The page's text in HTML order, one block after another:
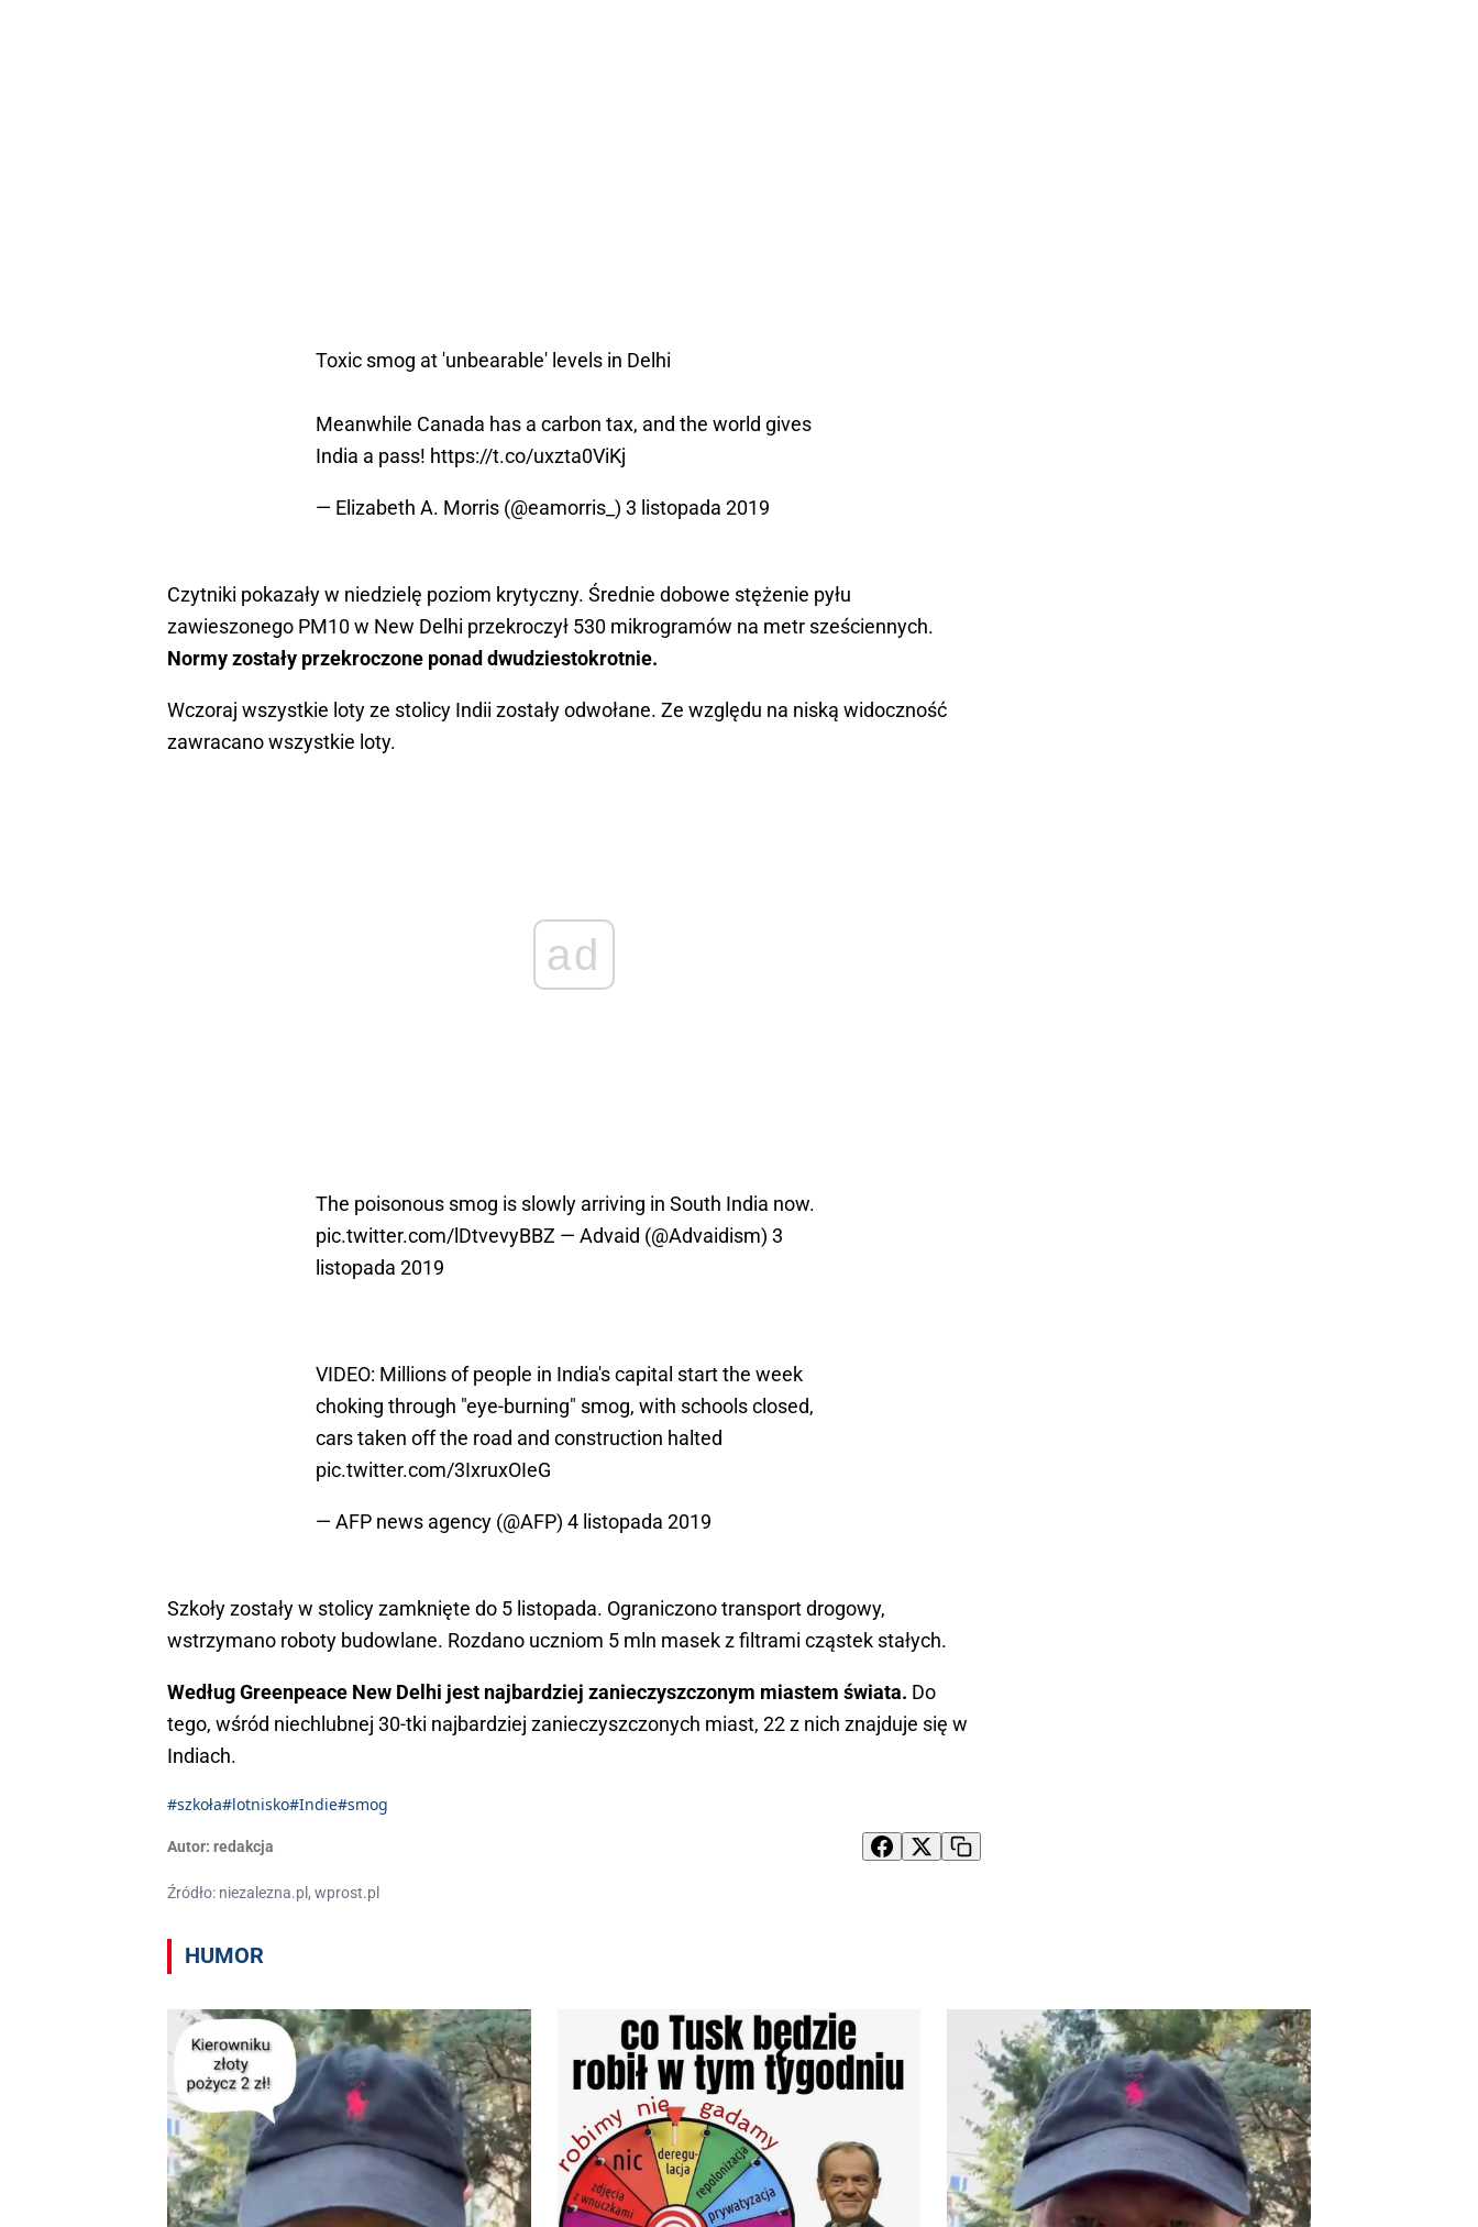
Toxic smog at 'unbearable' levels in Delhi
Meanwhile Canada has a carbon tax, and the world gives
India a pass! https://t.co/uxzta0ViKj
— Elizabeth A. Morris (@eamorris_) 3 listopada 2019
Czytniki pokazały w niedzielę poziom krytyczny. Średnie dobowe stężenie pyłu
zawieszonego PM10 w New Delhi przekroczył 530 mikrogramów na metr sześciennych.
Normy zostały przekroczone ponad dwudziestokrotnie.
Wczoraj wszystkie loty ze stolicy Indii zostały odwołane. Ze względu na niską widoczność
zawracano wszystkie loty.
ad
The poisonous smog is slowly arriving in South India now.
pic.twitter.com/lDtvevyBBZ — Advaid (@Advaidism) 3
listopada 2019
VIDEO: Millions of people in India's capital start the week
choking through "eye-burning" smog, with schools closed,
cars taken off the road and construction halted
pic.twitter.com/3IxruxOIeG
— AFP news agency (@AFP) 4 listopada 2019
Szkoły zostały w stolicy zamknięte do 5 listopada. Ograniczono transport drogowy,
wstrzymano roboty budowlane. Rozdano uczniom 5 mln masek z filtrami cząstek stałych.
Według Greenpeace New Delhi jest najbardziej zanieczyszczonym miastem świata. Do
tego, wśród niechlubnej 30-tki najbardziej zanieczyszczonych miast, 22 z nich znajduje się w
Indiach.
#szkoła#lotnisko#Indie#smog
Autor: redakcja
Źródło: niezalezna.pl, wprost.pl
HUMOR